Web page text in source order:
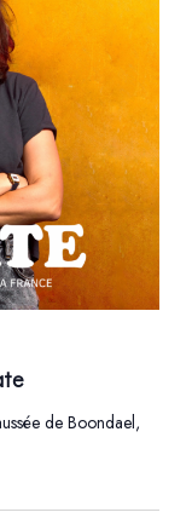
de Boondael,